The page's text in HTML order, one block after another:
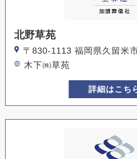
北野草苑
〒830-1113 福岡県久留米
木下㈱草苑
詳細はこち